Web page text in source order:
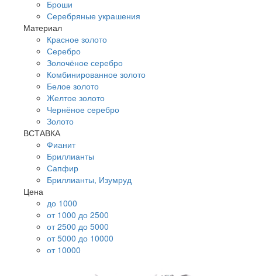
Броши
Серебряные украшения
Материал
Красное золото
Серебро
Золочёное серебро
Комбинированное золото
Белое золото
Желтое золото
Чернёное серебро
Золото
ВСТАВКА
Фианит
Бриллианты
Сапфир
Бриллианты, Изумруд
Цена
до 1000
от 1000 до 2500
от 2500 до 5000
от 5000 до 10000
от 10000